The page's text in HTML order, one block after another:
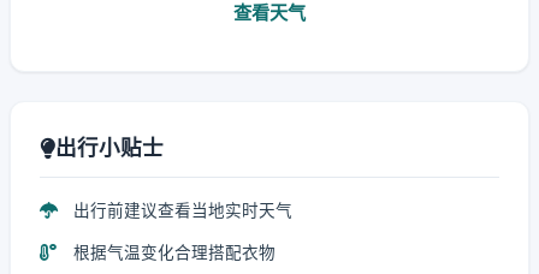
查看天气
出行小贴士
出行前建议查看当地实时天气
根据气温变化合理搭配衣物